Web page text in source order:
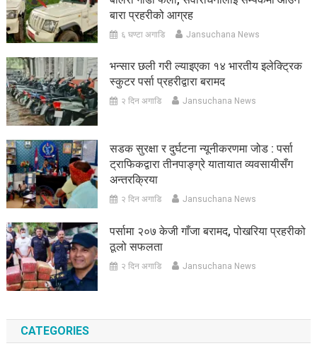
बारा प्रहरीको आग्रह
६ घण्टा अगाडि Jansuchana News
भन्सार छली गरी ल्याइएका १४ भारतीय इलेक्ट्रिक
स्कुटर पर्सा प्रहरीद्वारा बरामद
२ दिन अगाडि Jansuchana News
सडक सुरक्षा र दुर्घटना न्यूनीकरणमा जोड : पर्सा
ट्राफिकद्वारा तीनपाङ्ग्रे यातायात व्यवसायीसँग
अन्तरक्रिया
२ दिन अगाडि Jansuchana News
पर्सामा २०७ केजी गाँजा बरामद, पोखरिया प्रहरीको
ठूलो सफलता
२ दिन अगाडि Jansuchana News
CATEGORIES